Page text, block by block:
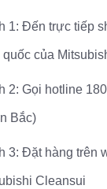
1: Đến trực tiếp
quốc của
2: Gọi hotline
Bắc)
3: Đặt hàng trên
Cleansui